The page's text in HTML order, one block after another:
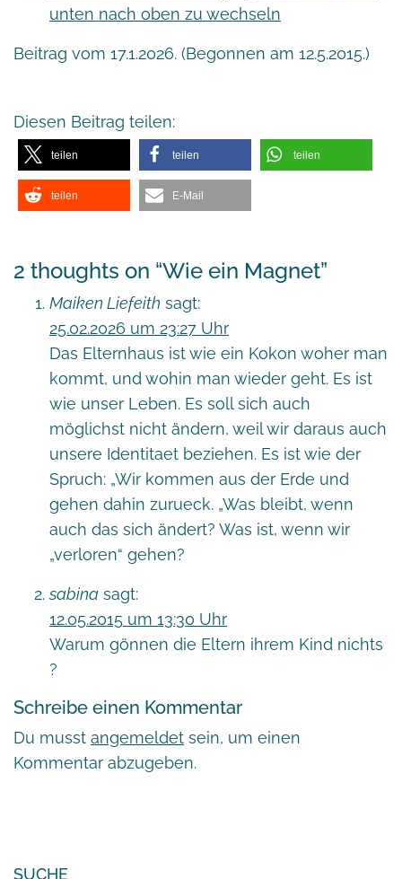
unten nach oben zu wechseln
Beitrag vom 17.1.2026. (Begonnen am 12.5.2015.)
Diesen Beitrag teilen:
teilen teilen teilen
teilen E-Mail
2 thoughts on “Wie ein Magnet”
Maiken Liefeith sagt:
25.02.2026 um 23:27 Uhr
Das Elternhaus ist wie ein Kokon woher man
kommt, und wohin man wieder geht. Es ist
wie unser Leben. Es soll sich auch
möglichst nicht ändern, weil wir daraus auch
unsere Identitaet beziehen. Es ist wie der
Spruch: „Wir kommen aus der Erde und
gehen dahin zurueck. „Was bleibt, wenn
auch das sich ändert? Was ist, wenn wir
„verloren“ gehen?
sabina sagt:
12.05.2015 um 13:30 Uhr
Warum gönnen die Eltern ihrem Kind nichts
?
Schreibe einen Kommentar
Du musst angemeldet sein, um einen
Kommentar abzugeben.
SUCHE